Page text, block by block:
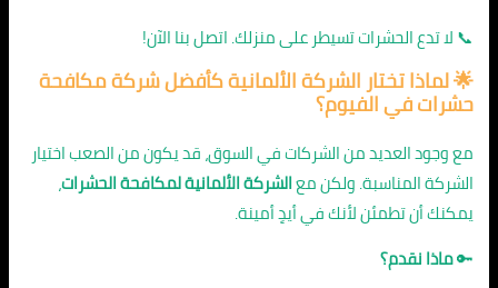
📞 لا تدع الحشرات تسيطر على منزلك. اتصل بنا الآن!
🌟 لماذا تختار الشركة الألمانية كأفضل شركة مكافحة
حشرات في الفيوم؟
مع وجود العديد من الشركات في السوق، قد يكون من الصعب اختيار
الشركة المناسبة. ولكن معالشركة الألمانية لمكافحة الحشرات،
يمكنك أن تطمئن لأنك في أيدٍ أمينة.
🔑ماذا نقدم؟